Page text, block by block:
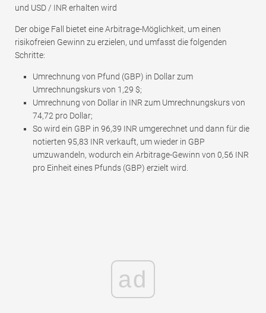
und USD / INR erhalten wird
Der obige Fall bietet eine Arbitrage-Möglichkeit, um einen
risikofreien Gewinn zu erzielen, und umfasst die folgenden
Schritte:
Umrechnung von Pfund (GBP) in Dollar zum
Umrechnungskurs von 1,29 $;
Umrechnung von Dollar in INR zum Umrechnungskurs von
74,72 pro Dollar;
So wird ein GBP in 96,39 INR umgerechnet und dann für die
notierten 95,83 INR verkauft, um wieder in GBP
umzuwandeln, wodurch ein Arbitrage-Gewinn von 0,56 INR
pro Einheit eines Pfunds (GBP) erzielt wird.
ad